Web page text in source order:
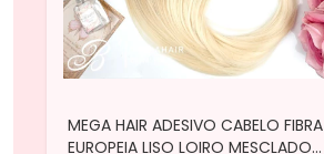
MEGA HAIR ADESIVO CABELO FIBRA
EUROPEIA LISO LOIRO MESCLADO